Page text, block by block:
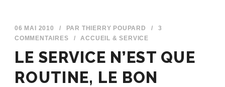
06 MAI 2010 / PAR THIERRY POUPARD /
3
COMMENTAIRES
/ ACCUEIL & SERVICE
LE SERVICE N’EST QUE
ROUTINE, LE BON